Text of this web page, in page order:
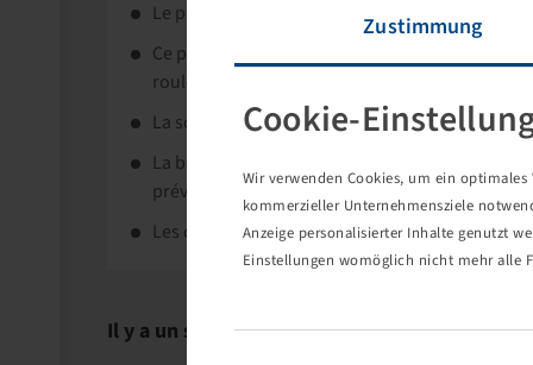
Zustimmung
Cookie-
Wir verwenden Cookies, um ein
kommerzieller Unternehmensziele
Anzeige personalisierter Inhalte genutzt
Einstellungen womöglich nicht mehr alle
Le pneu Alliance Forestar 342 est un pneu
Ce pneu offre une traction remarquable, une
roulement résistant
La solide carcasse en nylon renforcée d'acier
La bande de roulement est également
prévenant ainsi des dommages causés par des
Les chenilles correspondantes sont
Il y a un successeur pour ce produit.: